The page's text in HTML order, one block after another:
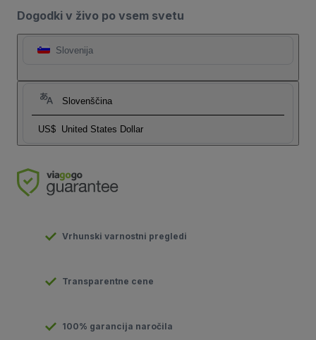
Dogodki v živo po vsem svetu
Slovenija
Slovenščina
US$ United States Dollar
Vrhunski varnostni pregledi
Transparentne cene
100% garancija naročila